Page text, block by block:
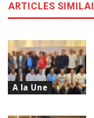
ARTICLES
A la Une